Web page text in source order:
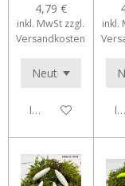
4,79 €
inkl. MwSt zzgl.
Versandkosten
In den Warenkorb
inkl.